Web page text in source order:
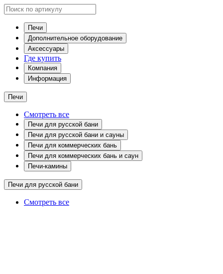
Печи
Дополнительное оборудование
Аксессуары
Где купить
Компания
Информация
Печи
Смотреть все
Печи для русской бани
Печи для русской бани и сауны
Печи для коммерческих бань
Печи для коммерческих бань и саун
Печи-камины
Печи для русской бани
Смотреть все